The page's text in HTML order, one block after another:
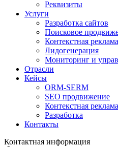
Реквизиты
Услуги
Разработка сайтов
Поисковое
Контекстная реклама
Лидогенерация
Мониторинг и
Отрасли
Кейсы
ORM-SERM
SEO продвижение
Контекстная реклама
Разработка
Контакты
Контактная информация